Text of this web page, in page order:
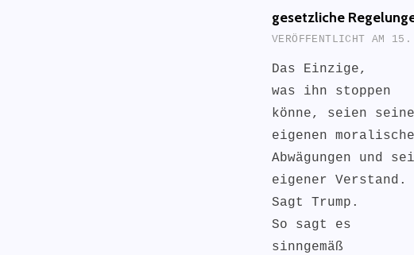
gesetzliche
VERÖFFENTLICHT AM 15.
Das Einzige,
was ihn stoppen
könne, seien seine
eigenen
Abwägungen und
eigener Verstand.
Sagt Trump.
So sagt es
sinngemäß